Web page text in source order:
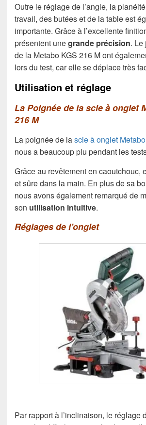
Outre le réglage de l’angle, la
travail, des butées et de la table est
importante. Grâce à l’excellente
présentent unegrande précision. Le
de la Metabo KGS 216 M ont
lors du test, car elle se déplace très
Utilisation et réglage
La Poignée de la scie à onglet
216 M
La poignée de lascie à onglet
nous a beaucoup plu pendant les
Grâce au revêtement en caoutchouc,
et sûre dans la main. En plus de sa
nous avons également remarqué de
son utilisation intuitive.
Réglages de l’onglet
Par rapport à l’inclinaison, le réglage